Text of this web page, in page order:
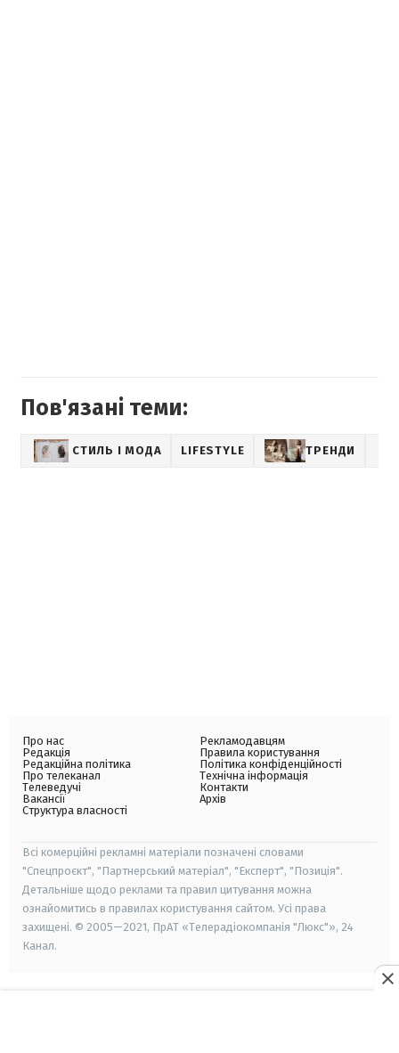
Пов'язані теми:
СТИЛЬ І МОДА LIFESTYLE ТРЕНДИ
Про нас
Редакція
Редакційна політика
Про телеканал
Телеведучі
Вакансії
Структура власності
Рекламодавцям
Правила користування
Політика конфіденційності
Технічна інформація
Контакти
Архів
Всі комерційні рекламні матеріали позначені словами
"Спецпроєкт", "Партнерський матеріал", "Експерт", "Позиція".
Детальніше щодо реклами та правил цитування можна
ознайомитись в правилах користування сайтом. Усі права
захищені. © 2005—2021, ПрАТ «Телерадіокомпанія "Люкс"», 24
Канал.